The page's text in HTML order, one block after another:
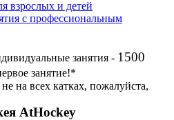
взрослых и детей
с профессиональным
занятия - 1500
занятие!*
на всех катках, пожалуйста,
AtHockey